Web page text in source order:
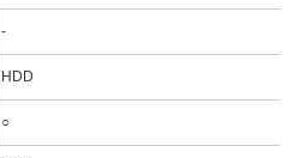
-
HDD
○